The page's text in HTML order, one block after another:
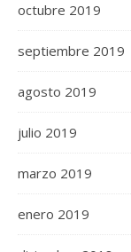
octubre 2019
septiembre 2019
agosto 2019
julio 2019
marzo 2019
enero 2019